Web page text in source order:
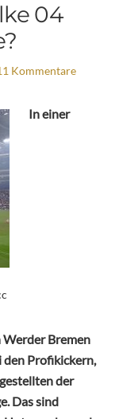
04
Kommentare
In einer
Werder Bremen
den Profikickern,
der
Das sind